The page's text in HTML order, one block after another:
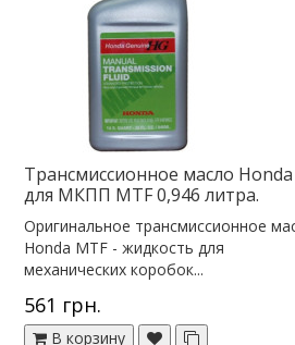
Трансмиссионное масло Honda
для МКПП MTF 0,946 литра.
Оригинальное трансмиссионное
Honda MTF - жидкость для
механических коробок...
561 грн.
В корзину